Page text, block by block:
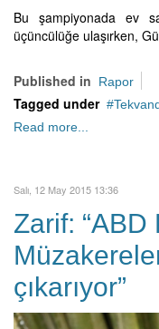
Bu şampiyonada ev
üçüncülüğe ulaşırken,
Published in Rapor
Tagged under
Read more...
Salı, 12 May 2015 13:36
Zarif:
çıkarıyor”